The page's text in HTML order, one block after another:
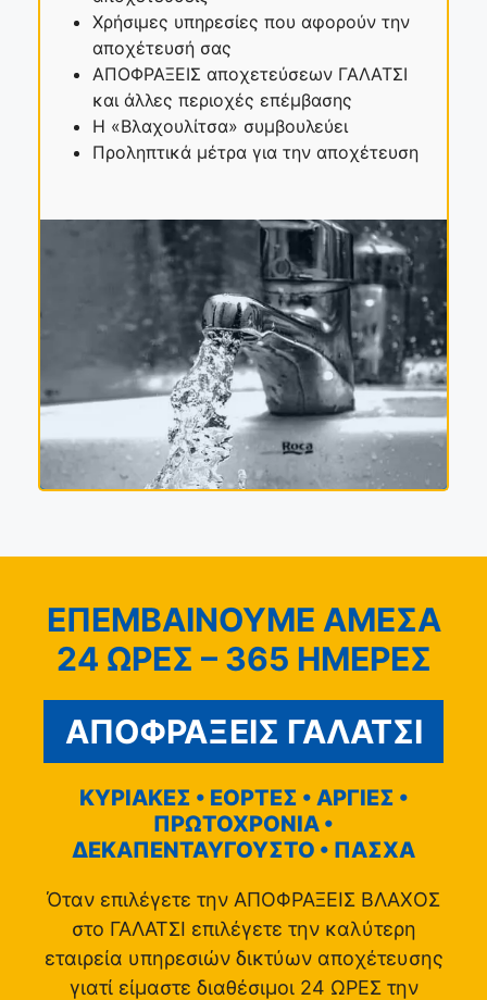
Χρήσιμες υπηρεσίες που αφορούν την
αποχέτευσή σας
ΑΠΟΦΡΑΞΕΙΣ αποχετεύσεων ΓΑΛΑΤΣΙ
και άλλες περιοχές επέμβασης
Η «Βλαχουλίτσα» συμβουλεύει
Προληπτικά μέτρα για την αποχέτευση
ΕΠΕΜΒΑΙΝΟΥΜΕ ΑΜΕΣΑ
24 ΩΡΕΣ – 365 ΗΜΕΡΕΣ
ΑΠΟΦΡΑΞΕΙΣ ΓΑΛΑΤΣΙ
ΚΥΡΙΑΚΕΣ • ΕΟΡΤΕΣ • ΑΡΓΙΕΣ •
ΠΡΩΤΟΧΡΟΝΙΑ •
ΔΕΚΑΠΕΝΤΑΥΓΟΥΣΤΟ • ΠΑΣΧΑ
Όταν επιλέγετε την ΑΠΟΦΡΑΞΕΙΣ ΒΛΑΧΟΣ
στο ΓΑΛΑΤΣΙ επιλέγετε την καλύτερη
εταιρεία υπηρεσιών δικτύων αποχέτευσης
γιατί είμαστε διαθέσιμοι 24 ΩΡΕΣ την